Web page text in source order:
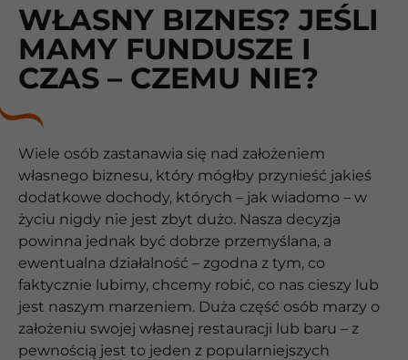
WŁASNY BIZNES? JEŚLI
MAMY FUNDUSZE I
CZAS – CZEMU NIE?
Wiele osób zastanawia się nad założeniem
własnego biznesu, który mógłby przynieść jakieś
dodatkowe dochody, których – jak wiadomo – w
życiu nigdy nie jest zbyt dużo. Nasza decyzja
powinna jednak być dobrze przemyślana, a
ewentualna działalność – zgodna z tym, co
faktycznie lubimy, chcemy robić, co nas cieszy lub
jest naszym marzeniem. Duża część osób marzy o
założeniu swojej własnej restauracji lub baru – z
pewnością jest to jeden z popularniejszych